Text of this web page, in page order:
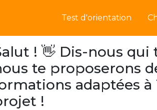
Test d'orientation
! 👋 Dis-nous qui
te proposerons
adaptées à
!